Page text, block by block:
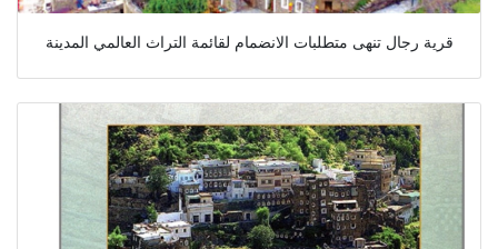
قرية رجال تنهى متطلبات الانضمام لقائمة التراث العالمي المدينة